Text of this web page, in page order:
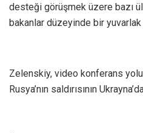
desteği görüşmek üzere bazı
bakanlar düzeyinde bir
Zelenskiy, video konferans
Rusya’nın saldırısının